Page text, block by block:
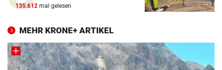
135.612 mal gelesen
MEHR KRONE+ ARTIKEL